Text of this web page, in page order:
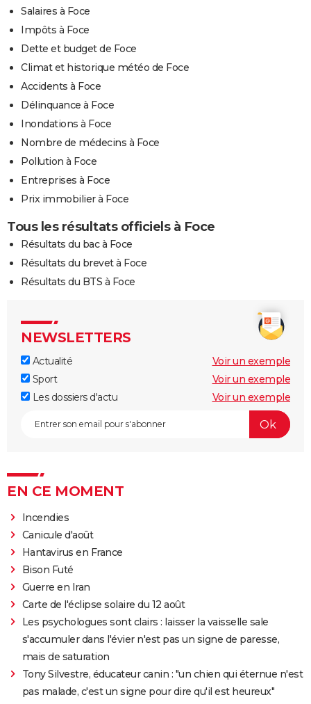
Salaires à Foce
Impôts à Foce
Dette et budget de Foce
Climat et historique météo de Foce
Accidents à Foce
Délinquance à Foce
Inondations à Foce
Nombre de médecins à Foce
Pollution à Foce
Entreprises à Foce
Prix immobilier à Foce
Tous les résultats officiels à Foce
Résultats du bac à Foce
Résultats du brevet à Foce
Résultats du BTS à Foce
NEWSLETTERS
Actualité
Voir un exemple
Sport
Voir un exemple
Les dossiers d'actu
Voir un exemple
EN CE MOMENT
Incendies
Canicule d'août
Hantavirus en France
Bison Futé
Guerre en Iran
Carte de l'éclipse solaire du 12 août
Les psychologues sont clairs : laisser la vaisselle sale
s'accumuler dans l'évier n'est pas un signe de paresse,
mais de saturation
Tony Silvestre, éducateur canin : "un chien qui éternue n'est
pas malade, c'est un signe pour dire qu'il est heureux"